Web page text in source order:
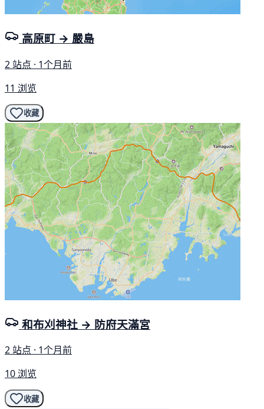
高原町 → 嚴島
2 站点 · 1个月前
11 浏览
收藏
和布刈神社 → 防府天滿宮
2 站点 · 1个月前
10 浏览
收藏